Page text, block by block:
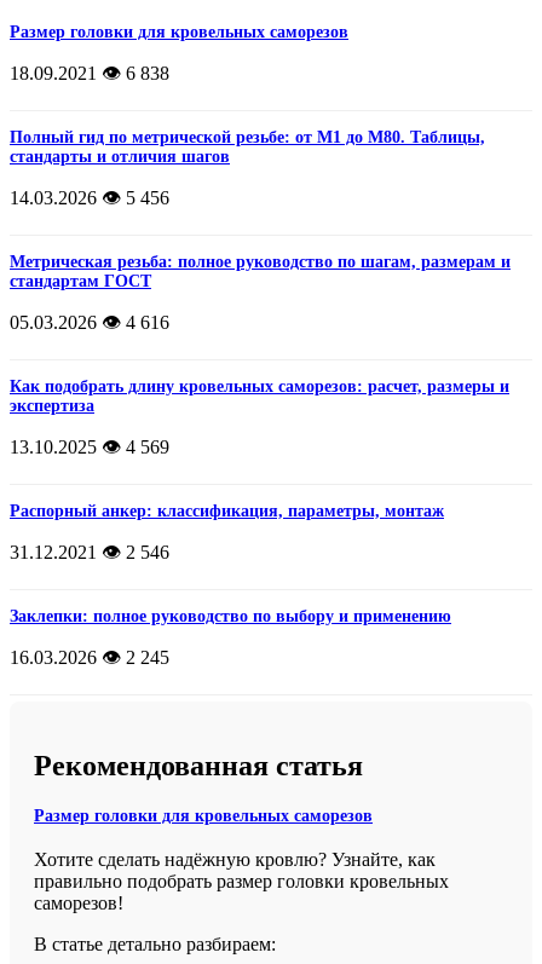
Размер головки для кровельных саморезов
18.09.2021 👁️ 6 838
Полный гид по метрической резьбе: от М1 до М80. Таблицы,
стандарты и отличия шагов
14.03.2026 👁️ 5 456
Метрическая резьба: полное руководство по шагам, размерам и
стандартам ГОСТ
05.03.2026 👁️ 4 616
Как подобрать длину кровельных саморезов: расчет, размеры и
экспертиза
13.10.2025 👁️ 4 569
Распорный анкер: классификация, параметры, монтаж
31.12.2021 👁️ 2 546
Заклепки: полное руководство по выбору и применению
16.03.2026 👁️ 2 245
Рекомендованная статья
Размер головки для кровельных саморезов
Хотите сделать надёжную кровлю? Узнайте, как
правильно подобрать размер головки кровельных
саморезов!
В статье детально разбираем: